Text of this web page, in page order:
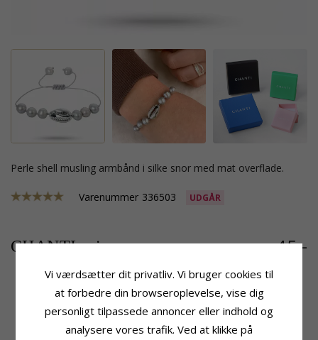
perle shell musling armbånd i silke snor med mat overflade.
Varenummer 336503 UDGÅR
CHANTI pris 45,-
Produktinformation
Størrelse
Trådtykkelse: 0,5 mm
Vi værdsætter dit privatliv. Vi bruger cookies til
at forbedre din browseroplevelse, vise dig
personligt tilpassede annoncer eller indhold og
analysere vores trafik. Ved at klikke på